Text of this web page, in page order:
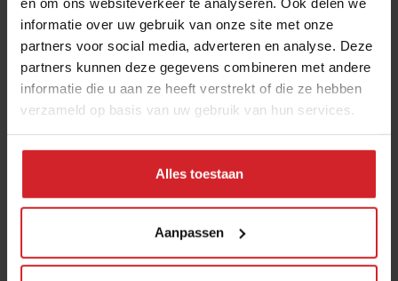
informatie over uw gebruik van onze site met onze
partners voor social media, adverteren en analyse. Deze
partners kunnen deze gegevens combineren met andere
informatie die u aan ze heeft verstrekt of die ze hebben
verzameld op basis van uw gebruik van hun services.
Alles toestaan
Aanpassen
Pllek is een icoon geworden in het Amsterdamse
horecalandschap, maar het voortbestaan ervan is nog
onzeker. Pllek had altijd al een tijdelijke vergunning. Er
waren nooit concrete plannen van de gemeente om
iets anders te starten. Steenbeek: “Opeens zeiden
geval tot 2025 kunnen blijven.”
bestaan, was het voor Steenbeek en De Vries toch tijd